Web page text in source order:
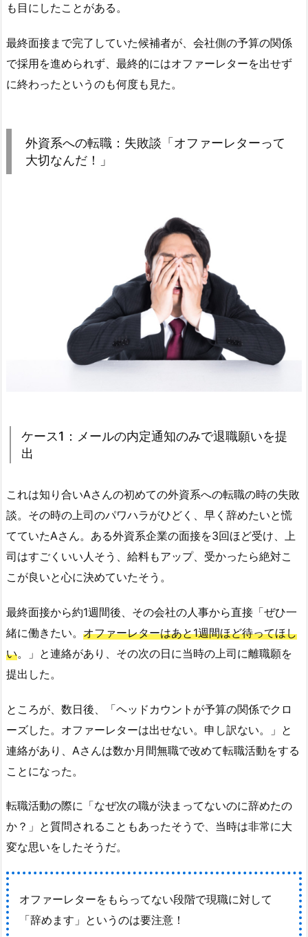
も目にしたことがある。
最終面接まで完了していた候補者が、会社側の予算の関係
で採用を進められず、最終的にはオファーレターを出せず
に終わったというのも何度も見た。
外資系への転職：失敗談「オファーレターって
大切なんだ！」
ケース1：メールの内定通知のみで退職願いを提
出
これは知り合いAさんの初めての外資系への転職の時の失敗
談。その時の上司のパワハラがひどく、早く辞めたいと慌
てていたAさん。ある外資系企業の面接を3回ほど受け、上
司はすごくいい人そう、給料もアップ、受かったら絶対こ
こが良いと心に決めていたそう。
最終面接から約1週間後、その会社の人事から直接「ぜひ一
緒に働きたい。 オファーレターはあと1週間ほど待ってほし
い。」と連絡があり、その次の日に当時の上司に離職願を
提出した。
ところが、数日後、「ヘッドカウントが予算の関係でクロ
ーズした。オファーレターは出せない。申し訳ない。」と
連絡があり、Aさんは数か月間無職で改めて転職活動をする
ことになった。
転職活動の際に「なぜ次の職が決まってないのに辞めたの
か？」と質問されることもあったそうで、当時は非常に大
変な思いをしたそうだ。
オファーレターをもらってない段階で現職に対して
「辞めます」というのは要注意！